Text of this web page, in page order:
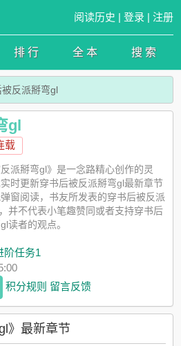
阅读历史 | 登录 | 注册
排 行 全 本 搜 索
被反派掰弯gl
gl
载
反派掰弯gl》是一念路精心创作的灵
时更新穿书后被反派掰弯gl最新章节
窗阅读，书友所发表的穿书后被反派
并不代表小笔趣赞同或者支持穿书后
读者的观点。
阶任务1
积分规则 留言反馈
》最新章节